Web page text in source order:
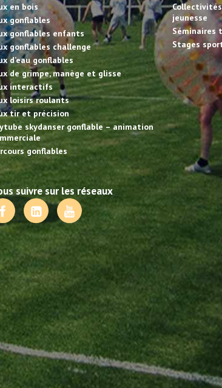
en bois
gonflables
gonflables enfants
gonflables challenge
d’eau gonflables
de grimpe, manège et glisse
interactifs
loisirs roulants
tir et précision
skydanser gonflable – animation
gonflables
suivre sur les réseaux
jeunesse
Séminaires
Stages